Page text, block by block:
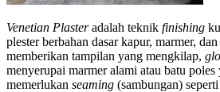
Venetian Plasteradalah teknik finishing
plester berbahan dasar kapur, marmer,
memberikan tampilan yang mengkilap,
menyerupai marmer alami atau batu poles
memerlukan seaming (sambungan)